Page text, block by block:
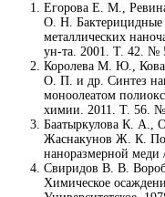
Егорова Е. М.,
О. Н. Бактерицидные
металлических
ун-та. 2001. Т. 42. №
Королева М. Ю.,
О. П. и др. Синтез
моноолеатом
химии. 2011. Т. 56.
Баатыркулова К. А.,
Жаснакунов Ж. К.
наноразмерной
Свиридов В. В.
Химическое